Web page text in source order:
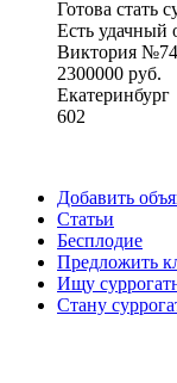
Готова стать
Есть удачный
Виктория
2300000 руб.
Екатеринбург
602
Добавить
Статьи
Бесплодие
Предложить
Ищу
Стану